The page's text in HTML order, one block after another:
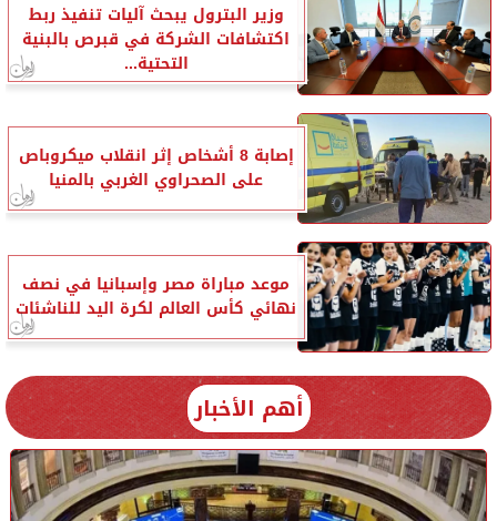
وزير البترول يبحث آليات تنفيذ ربط
اكتشافات الشركة في قبرص بالبنية
التحتية...
إصابة 8 أشخاص إثر انقلاب ميكروباص
على الصحراوي الغربي بالمنيا
موعد مباراة مصر وإسبانيا في نصف
نهائي كأس العالم لكرة اليد للناشئات
أهم الأخبار